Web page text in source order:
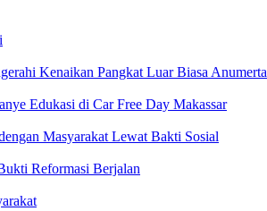
Kenaikan Pangkat Luar Biasa Anumerta
Edukasi di Car Free Day Makassar
Masyarakat Lewat Bakti Sosial
Reformasi Berjalan